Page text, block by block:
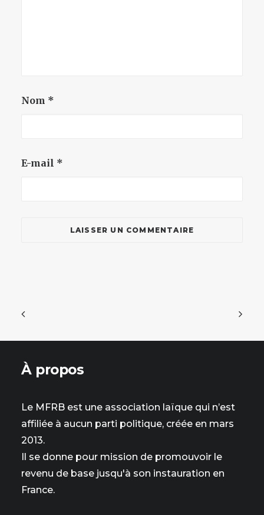
Nom *
E-mail *
À propos
Le MFRB est une association laïque qui n’est
affiliée à aucun parti politique, créée en mars
2013.
Il se donne pour mission de promouvoir le
revenu de base jusqu'à son instauration en
France.